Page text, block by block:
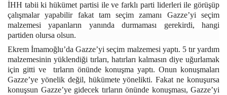
İHH tabii ki hükümet partisi ile ve farklı parti liderleri ile görüşüp
çalışmalar yapabilir fakat tam seçim zamanı Gazze’yi seçim
malzemesi yapanların yanında durmaması gerekirdi, hangi
partiden olursa olsun.
Ekrem İmamoğlu’da Gazze’yi seçim malzemesi yaptı. 5 tır yardım
malzemesinin yüklendiği tırları, hatırları kalmasın diye uğurlamak
için gitti ve tırların önünde konuşma yaptı. Onun konuşmaları
Gazze’ye yönelik değil, hükümete yönelikti. Fakat ne konuşursa
konuşsun Gazze’ye gidecek tırların önünde konuşması, Gazze’yi